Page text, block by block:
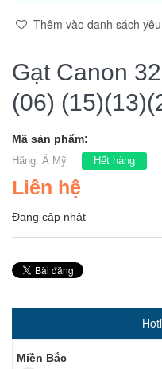
Thêm vào danh sách
Gạt Canon
(06)
Mã sản phẩm:
Hãng: Á Mỹ Hết hàng
Liên hệ
Đang cập nhật
Miền Bắc